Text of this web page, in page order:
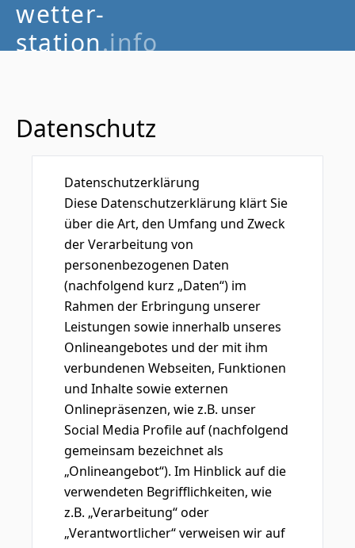
wetter-
station.info
Datenschutz
Datenschutzerklärung
Diese Datenschutzerklärung klärt Sie
über die Art, den Umfang und Zweck
der Verarbeitung von
personenbezogenen Daten
(nachfolgend kurz „Daten“) im
Rahmen der Erbringung unserer
Leistungen sowie innerhalb unseres
Onlineangebotes und der mit ihm
verbundenen Webseiten, Funktionen
und Inhalte sowie externen
Onlinepräsenzen, wie z.B. unser
Social Media Profile auf (nachfolgend
gemeinsam bezeichnet als
„Onlineangebot“). Im Hinblick auf die
verwendeten Begrifflichkeiten, wie
z.B. „Verarbeitung“ oder
„Verantwortlicher“ verweisen wir auf